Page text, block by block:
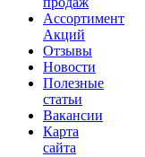
Ассортимент
Акций
Отзывы
Новости
Полезные
статьи
Вакансии
Карта
сайта